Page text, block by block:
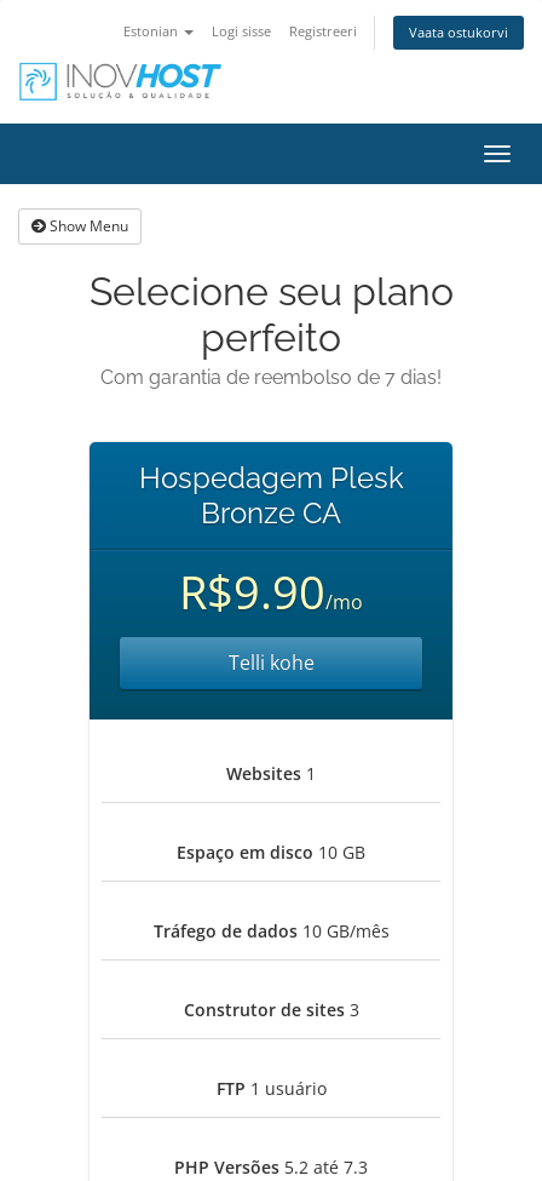
Estonian Logi sisse Registreeri Vaata ostukorvi
Show Menu
Selecione seu plano
perfeito
Com garantia de reembolso de 7 dias!
Hospedagem Plesk
Bronze CA
R$9.90/mo
Telli kohe
Websites 1
Espaço em disco 10 GB
Tráfego de dados10 GB/mês
Construtor de sites3
FTP 1 usuário
PHP Versões 5.2 até 7.3